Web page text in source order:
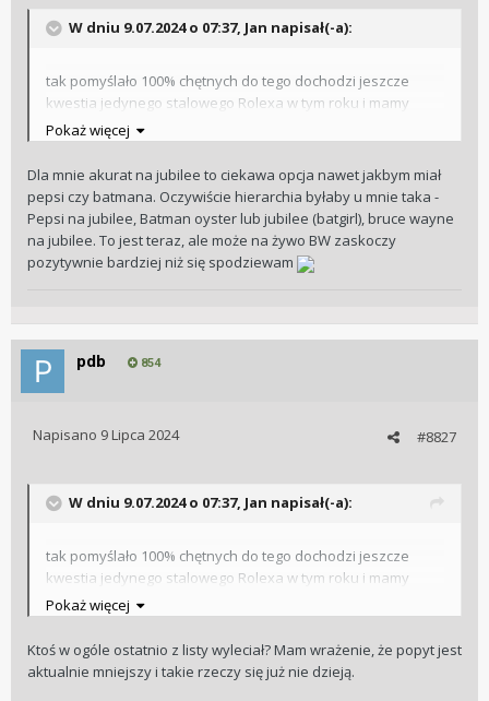
W dniu 9.07.2024 o 07:37, Jan napisał(-a):
tak pomyślało 100% chętnych do tego dochodzi jeszcze
kwestia jedynego stalowego Rolexa w tym roku i mamy
przepis na wylot z listy lub dłuuuugie czasy oczekiwania
ps: na oyster wg mnie lepiej wygląda, pasuje mu bardziej
stealth look
Pokaż więcej
Dla mnie akurat na jubilee to ciekawa opcja nawet jakbym miał
pepsi czy batmana. Oczywiście hierarchia byłaby u mnie taka -
Pepsi na jubilee, Batman oyster lub jubilee (batgirl), bruce wayne
na jubilee. To jest teraz, ale może na żywo BW zaskoczy
pozytywnie bardziej niż się spodziewam
pdb 854
#8827
Napisano 9 Lipca 2024
W dniu 9.07.2024 o 07:37, Jan napisał(-a):
tak pomyślało 100% chętnych do tego dochodzi jeszcze
kwestia jedynego stalowego Rolexa w tym roku i mamy
przepis na wylot z listy lub dłuuuugie czasy oczekiwania
Pokaż więcej
Ktoś w ogóle ostatnio z listy wyleciał? Mam wrażenie, że popyt jest
aktualnie mniejszy i takie rzeczy się już nie dzieją.